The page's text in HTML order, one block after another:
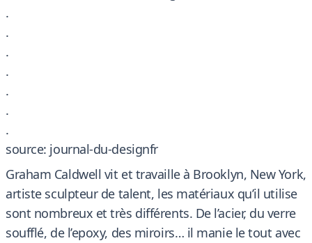
.
.
.
.
.
.
.
source: journal-du-designfr
Graham Caldwell vit et travaille à Brooklyn, New York,
artiste sculpteur de talent, les matériaux qu’il utilise
sont nombreux et très différents. De l’acier, du verre
soufflé, de l’epoxy, des miroirs… il manie le tout avec